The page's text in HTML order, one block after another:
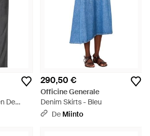
De
290,50 €
Officine Generale
Denim Skirts - Bleu
De Miinto